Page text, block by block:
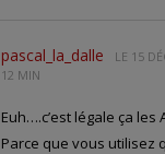
pascal_la_dalle LE 15
12 MIN
Euh….c’est légale ça les
Parce que vous utilisez